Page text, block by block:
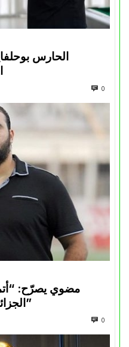
الحارس
0
مضوي يصرّح:
الجزائرية في المسابقات القارية”
0